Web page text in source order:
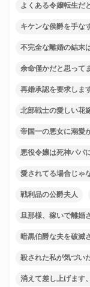
よくある令嬢転生だ
キケンな侯爵を手な
不完全な離婚の結末
余命僅かだと思って
再婚承認を要求しま
北部戦士の愛しい花
帝国一の悪女に溺愛
悪役令嬢は死神パパ
愛されてる場合じゃ
戦利品の公爵夫人
旦那様、稼いで離婚
暗黒伯爵な夫を破滅
殺された私が気づい
消えて差し上げます